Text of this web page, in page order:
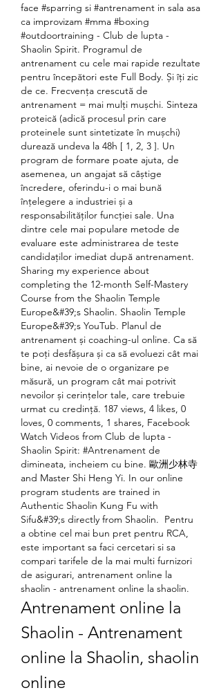
face #sparring si #antrenament in sala asa
ca improvizam #mma #boxing
#outdoortraining - Club de lupta -
Shaolin Spirit. Programul de
antrenament cu cele mai rapide rezultate
pentru începători este Full Body. Și îți zic
de ce. Frecvența crescută de
antrenament = mai mulți mușchi. Sinteza
proteică (adică procesul prin care
proteinele sunt sintetizate în mușchi)
durează undeva la 48h [ 1, 2, 3 ]. Un
program de formare poate ajuta, de
asemenea, un angajat să câștige
încredere, oferindu-i o mai bună
înțelegere a industriei și a
responsabilităților funcției sale. Una
dintre cele mai populare metode de
evaluare este administrarea de teste
candidaților imediat după antrenament.
Sharing my experience about
completing the 12-month Self-Mastery
Course from the Shaolin Temple
Europe&#39;s Shaolin. Shaolin Temple
Europe&#39;s YouTub. Planul de
antrenament și coaching-ul online. Ca să
te poți desfășura și ca să evoluezi cât mai
bine, ai nevoie de o organizare pe
măsură, un program cât mai potrivit
nevoilor și cerințelor tale, care trebuie
urmat cu credință. 187 views, 4 likes, 0
loves, 0 comments, 1 shares, Facebook
Watch Videos from Club de lupta -
Shaolin Spirit: #Antrenament de
dimineata, incheiem cu bine. 歐洲少林寺
and Master Shi Heng Yi. In our online
program students are trained in
Authentic Shaolin Kung Fu with
Sifu&#39;s directly from Shaolin.  Pentru
a obtine cel mai bun pret pentru RCA,
este important sa faci cercetari si sa
compari tarifele de la mai multi furnizori
de asigurari, antrenament online la
shaolin - antrenament online la shaolin.
Antrenament online la
Shaolin - Antrenament
online la Shaolin, shaolin
online